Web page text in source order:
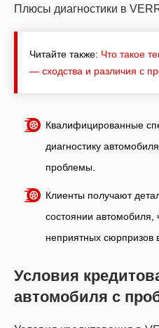
Плюсы диагностики в
Читайте также: Что такое
— сходства и различия с
Квалифицированные
диагностику
проблемы.
Клиенты получают
состоянии автомобиля,
неприятных сюрпризов
Условия
автомобиля с